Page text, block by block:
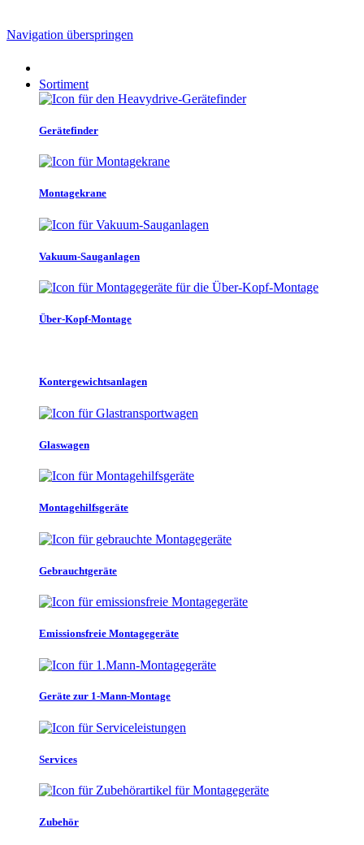
Navigation überspringen
Sortiment
Gerätefinder
Montagekrane
Vakuum-Sauganlagen
Über-Kopf-Montage
Kontergewichtsanlagen
Glaswagen
Montagehilfsgeräte
Gebrauchtgeräte
Emissionsfreie Montagegeräte
Geräte zur 1-Mann-Montage
Services
Zubehör